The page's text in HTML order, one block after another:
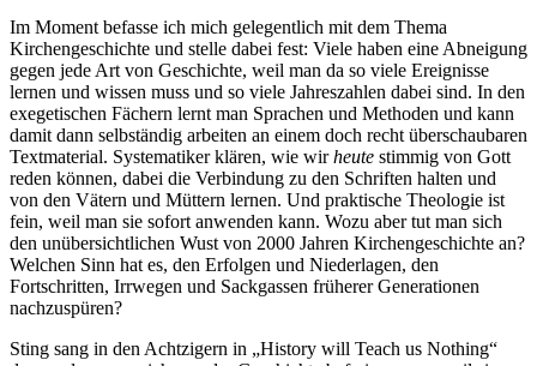
Im Moment befasse ich mich gelegentlich mit dem Thema
Kirchengeschichte und stelle dabei fest: Viele haben eine Abneigung
gegen jede Art von Geschichte, weil man da so viele Ereignisse
lernen und wissen muss und so viele Jahreszahlen dabei sind. In den
exegetischen Fächern lernt man Sprachen und Methoden und kann
damit dann selbständig arbeiten an einem doch recht überschaubaren
Textmaterial. Systematiker klären, wie wirheute stimmig von Gott
reden können, dabei die Verbindung zu den Schriften halten und
von den Vätern und Müttern lernen. Und praktische Theologie ist
fein, weil man sie sofort anwenden kann. Wozu aber tut man sich
den unübersichtlichen Wust von 2000 Jahren Kirchengeschichte an?
Welchen Sinn hat es, den Erfolgen und Niederlagen, den
Fortschritten, Irrwegen und Sackgassen früherer Generationen
nachzuspüren?
Sting sang in den Achtzigern in „History will Teach us Nothing“